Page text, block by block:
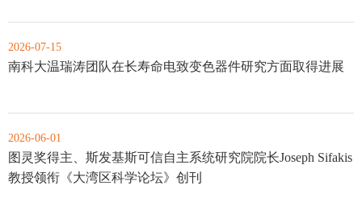
2026-07-15
南科大温瑞涛团队在长寿命电致变色器件研究方面取得进展
2026-06-01
图灵奖得主、斯发基斯可信自主系统研究院院长Joseph Sifakis
教授领衔《大湾区科学论坛》创刊